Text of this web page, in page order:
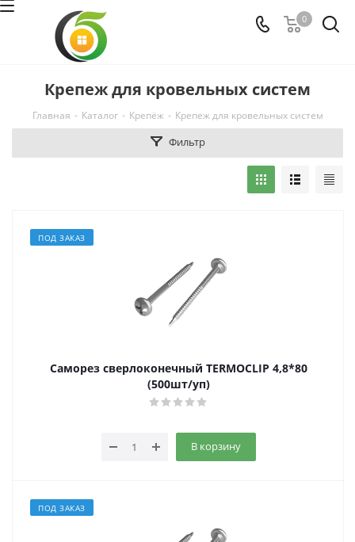
0
Крепеж для кровельных систем
Главная - Каталог - Крепёж - Крепеж для кровельных систем
Фильтр
ПОД ЗАКАЗ
Саморез сверлоконечный TERMOCLIP 4,8*80
(500шт/уп)
В корзину
ПОД ЗАКАЗ